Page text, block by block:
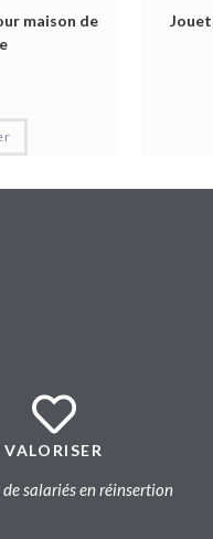
maison de
VALORISER
salariés en réinsertion